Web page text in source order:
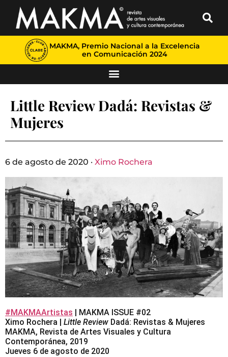
MAKMA, Premio Nacional a la Excelencia
en Comunicación 2024
Little Review Dadá: Revistas &
Mujeres
6 de agosto de 2020 · Ximo Rochera
#MAKMAArtistas | MAKMA ISSUE #02
Ximo Rochera | Little Review Dadá: Revistas & Mujeres
MAKMA, Revista de Artes Visuales y Cultura
Contemporánea, 2019
Jueves 6 de agosto de 2020